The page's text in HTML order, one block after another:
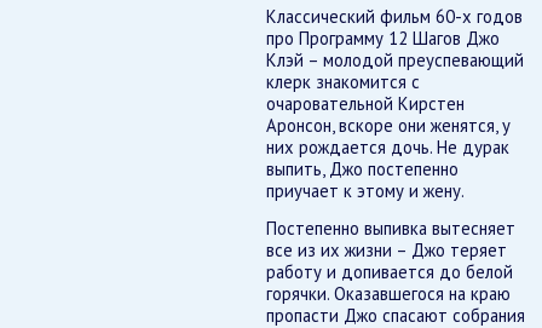
Классический фильм 60-х годов
про Программу 12 Шагов Джо
Клэй – молодой преуспевающий
клерк знакомится с
очаровательной Кирстен
Аронсон, вскоре они женятся, у
них рождается дочь. Не дурак
выпить, Джо постепенно
приучает к этому и жену.
Постепенно выпивка вытесняет
все из их жизни – Джо теряет
работу и допивается до белой
горячки. Оказавшегося на краю
пропасти Джо спасают собрания